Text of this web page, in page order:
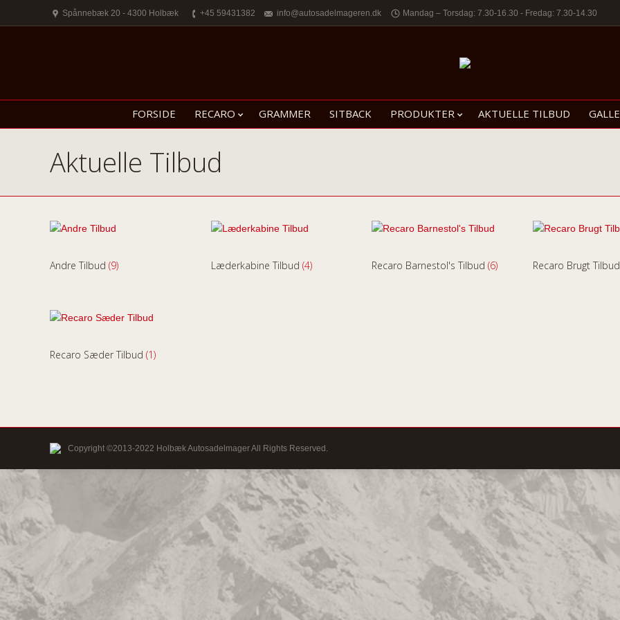
Spånnebæk 20 - 4300 Holbæk +45 59431382 info@autosadelmageren.dk Mandag – Torsdag: 7.30-16.30 - Fredag: 7.30-14.30
FORSIDE RECARO GRAMMER SITBACK PRODUKTER AKTUELLE TILBUD
Aktuelle Tilbud
Andre Tilbud (9) Læderkabine Tilbud (4) Recaro Barnestol's Tilbud (6) Recaro Brugt Tilbud
Recaro Sæder Tilbud (1)
Copyright ©2013-2022 Holbæk Autosadelmager All Rights Reserved.